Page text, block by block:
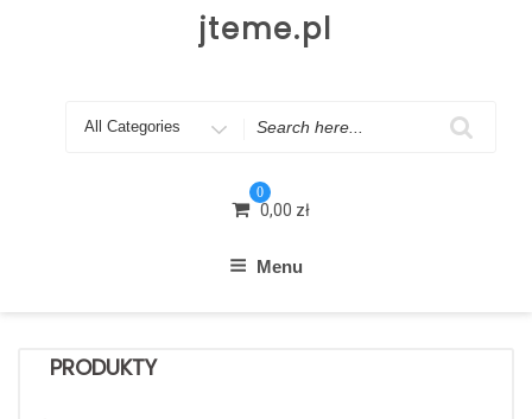
jteme.pl
Search
0
0,00 zł
Menu
PRODUKTY